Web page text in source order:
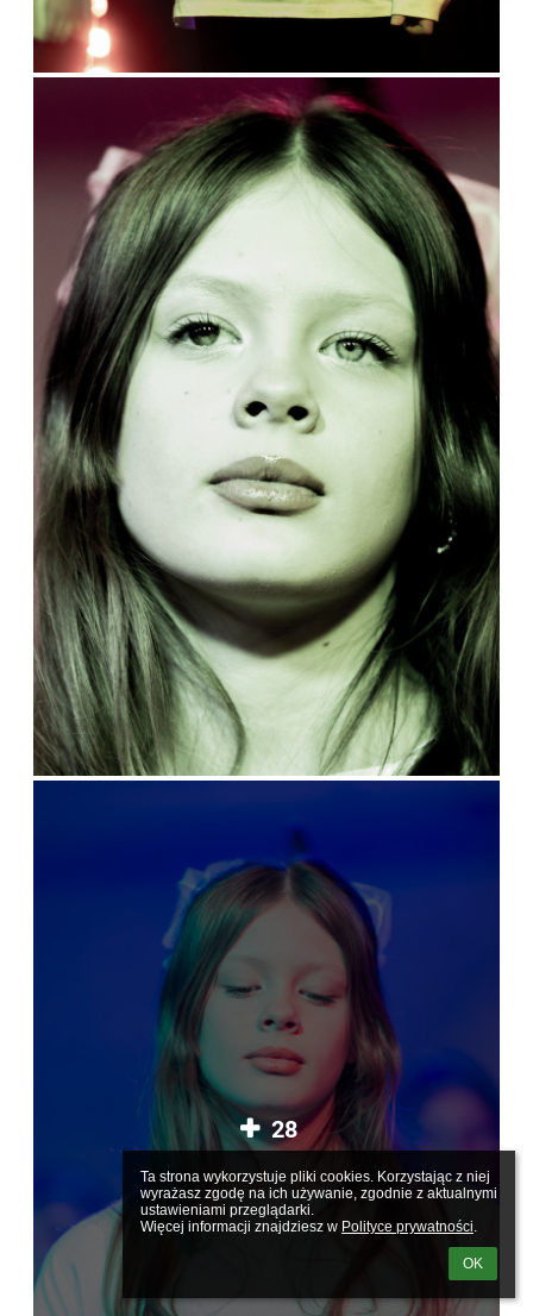
Ta strona wykorzystuje pliki cookies. Korzystając z niej
wyrażasz zgodę na ich używanie, zgodnie z aktualnymi
ustawieniami przeglądarki.
Więcej informacji znajdziesz w Polityce prywatności.
OK
28